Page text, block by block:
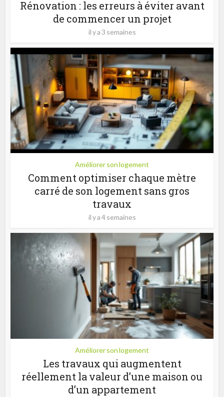
Rénovation : les erreurs à éviter avant
de commencer un projet
il y a 3 semaines
Améliorer son logement
Comment optimiser chaque mètre
carré de son logement sans gros
travaux
il y a 4 semaines
Améliorer son logement
Les travaux qui augmentent
réellement la valeur d’une maison ou
d’un appartement